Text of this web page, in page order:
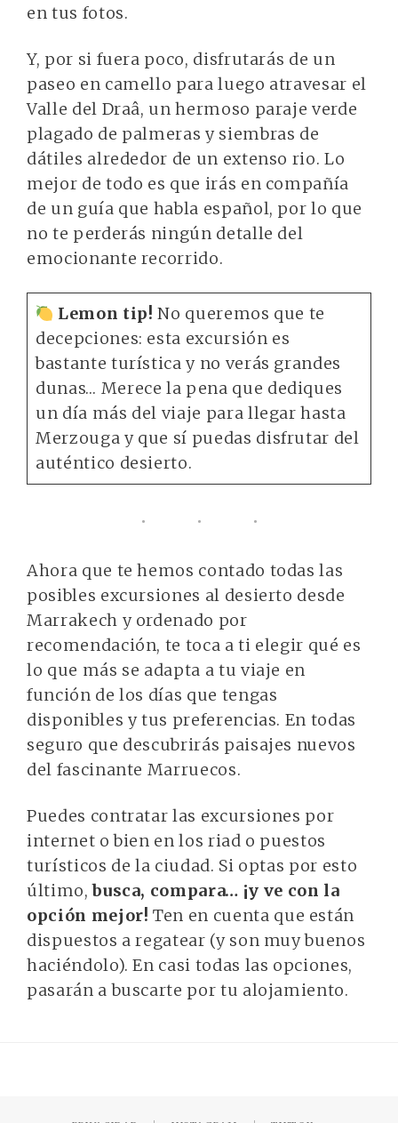
en tus fotos.
Y, por si fuera poco, disfrutarás de un
paseo en camello para luego atravesar el
Valle del Draâ, un hermoso paraje verde
plagado de palmeras y siembras de
dátiles alrededor de un extenso rio. Lo
mejor de todo es que irás en compañía
de un guía que habla español, por lo que
no te perderás ningún detalle del
emocionante recorrido.
Lemon tip! No queremos que te
decepciones: esta excursión es
bastante turística y no verás grandes
dunas… Merece la pena que dediques
un día más del viaje para llegar hasta
Merzouga y que sí puedas disfrutar del
auténtico desierto.
Ahora que te hemos contado todas las
posibles excursiones al desierto desde
Marrakech y ordenado por
recomendación, te toca a ti elegir qué es
lo que más se adapta a tu viaje en
función de los días que tengas
disponibles y tus preferencias. En todas
seguro que descubrirás paisajes nuevos
del fascinante Marruecos.
Puedes contratar las excursiones por
internet o bien en los riad o puestos
turísticos de la ciudad. Si optas por esto
último,busca, compara… ¡y ve con la
opción mejor!Ten en cuenta que están
dispuestos a regatear (y son muy buenos
haciéndolo). En casi todas las opciones,
pasarán a buscarte por tu alojamiento.